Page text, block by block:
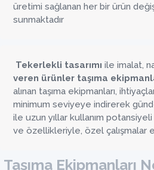
üretimi sağlanan her bir ürün
sunmaktadır
Tekerlekli tasarımı ile imalat,
veren ürünler taşıma
alınan taşıma ekipmanları,
minimum seviyeye indirerek
ile uzun yıllar kullanım
ve özellikleriyle, özel çalışmalar
Taşıma Ekipmanları